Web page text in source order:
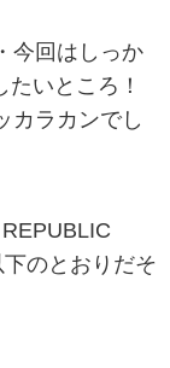
今回はしっか
いところ！
カラカンでし
のとおりだそ